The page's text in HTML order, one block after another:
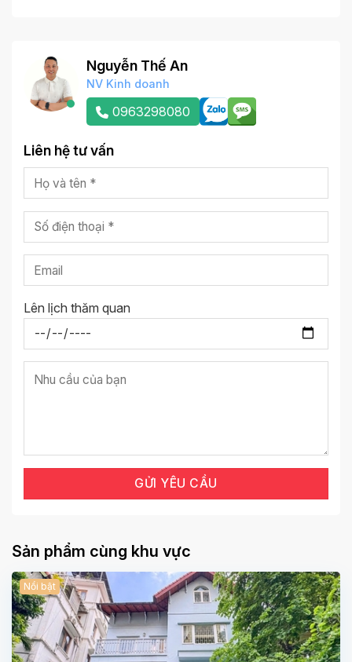
Nguyễn Thế An
NV Kinh doanh
0963298080
Liên hệ tư vấn
Lên lịch thăm quan
Sản phẩm cùng khu vực
Nổi bật